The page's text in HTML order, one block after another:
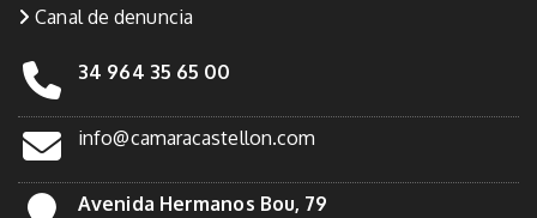
Canal de denuncia
34 964 35 65 00
info@camaracastellon.com
Avenida Hermanos Bou, 79